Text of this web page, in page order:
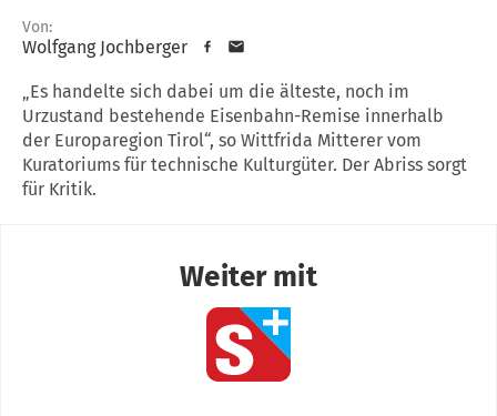
Von:
Wolfgang Jochberger
„Es handelte sich dabei um die älteste, noch im
Urzustand bestehende Eisenbahn-Remise innerhalb
der Europaregion Tirol“, so Wittfrida Mitterer vom
Kuratoriums für technische Kulturgüter. Der Abriss sorgt
für Kritik.